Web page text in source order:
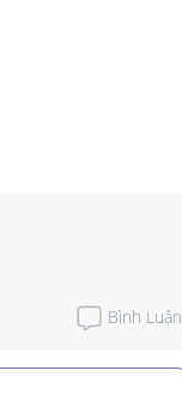
Bình Luận